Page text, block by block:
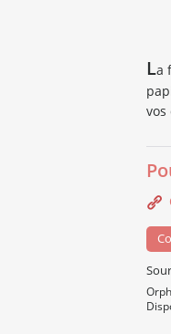
La
vos